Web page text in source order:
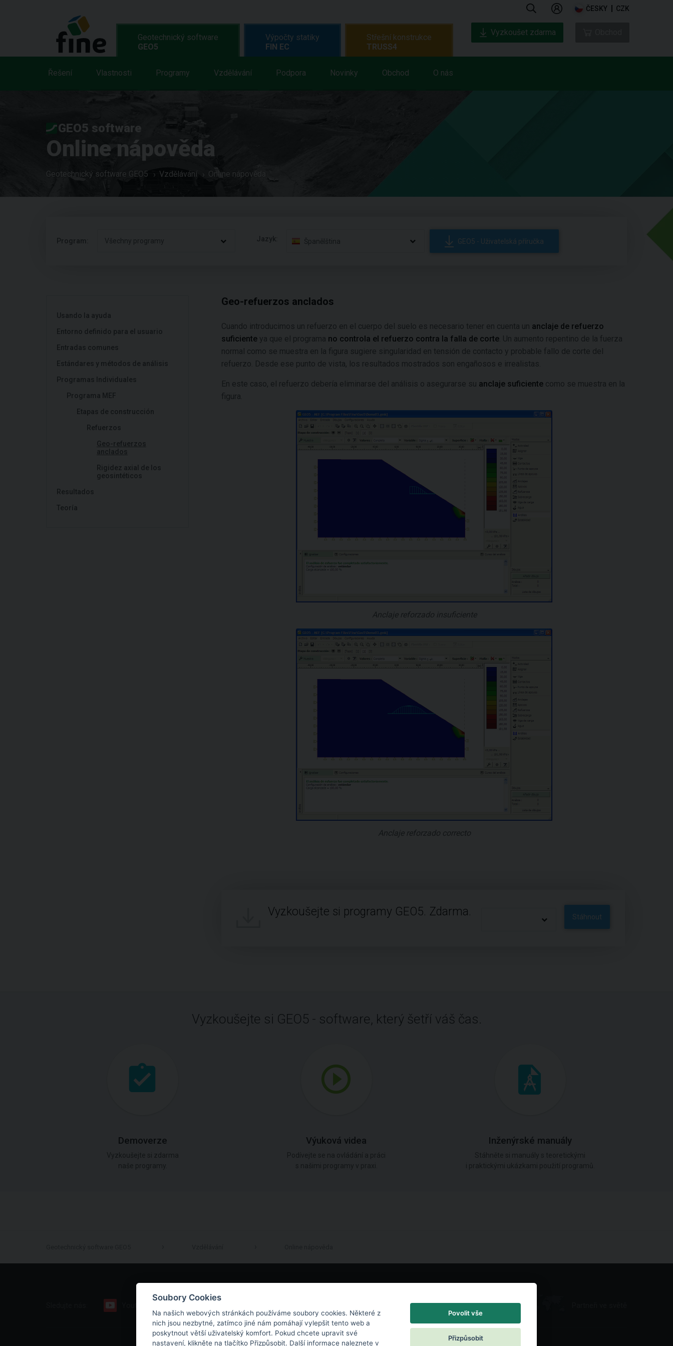
ČESKY CZK
Geotechnický software
GEO5
Řešení Vlastnosti Programy Vzdělávání Podpora Novinky Obchod O nás
Výpočty statiky
FIN EC
Střešní konstrukce
TRUSS4
Vyzkoušet zdarma
GEO5 software
Online nápověda
Geotechnický software GEO5 Vzdělávání Online nápověda
Program: Všechny programy Jazyk: Španělština GEO5 - Uživatelská příručka
Usando la ayuda
Entorno definido para el usuario
Entradas comunes
Estándares y métodos de análisis
Programas Individuales
Programa MEF
Etapas de construcción
Refuerzos
Geo-refuerzos
anclados
Rigidez axial de los
geosintéticos
Resultados
Teoría
Geo-refuerzos anclados
Cuando introducimos un refuerzo en el cuerpo del suelo es necesario tener en cuenta un anclaje de refuerzo
suficiente ya que el programa no controla el refuerzo contra la falla de corte . Un aumento repentino de la fuerza
normal como se muestra en la figura sugiere singularidad en tensión de contacto y probable fallo de corte del
refuerzo. Desde ese punto de vista, los resultados mostrados son engañosos e irrealistas.
En este caso, el refuerzo debería eliminarse del análisis o asegurarse su anclaje suficiente como se muestra en la
figura.
Anclaje reforzado insuficiente
Anclaje reforzado correcto
Vyzkoušejte si programy GEO5. Zdarma. Stáhnout
Vyzkoušejte si GEO5 - software, který šetří váš čas.
Demoverze Výuková videa Inženýrské manuály
Soubory Cookies
Na našich webových stránkách používáme soubory cookies. Některé z
nich jsou nezbytné, zatímco jiné nám pomáhají vylepšit tento web a
poskytnout větší uživatelský komfort. Pokud chcete upravit své
nastavení, klikněte na tlačítko Přizpůsobit. Další informace naleznete v
Povolit vše
Přizpůsobit